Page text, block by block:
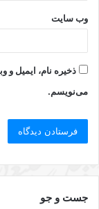
وب‌ سایت
ذخیره نام، ایمیل و
می‌نویسم.
جست و جو